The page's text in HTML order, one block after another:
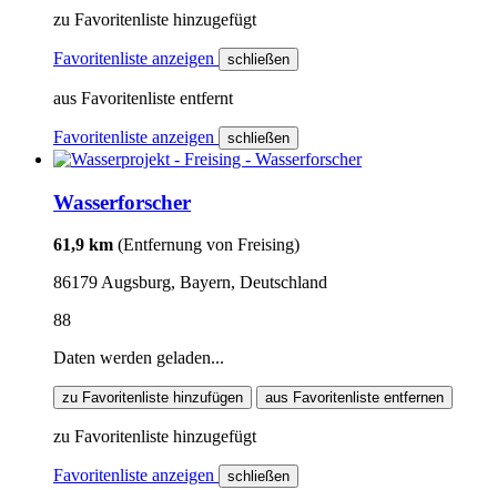
zu Favoritenliste hinzugefügt
Favoritenliste anzeigen schließen
aus Favoritenliste entfernt
Favoritenliste anzeigen schließen
Wasserforscher
61,9 km (Entfernung von Freising)
86179 Augsburg, Bayern, Deutschland
88
Daten werden geladen...
zu Favoritenliste hinzufügen aus Favoritenliste entfernen
zu Favoritenliste hinzugefügt
Favoritenliste anzeigen schließen